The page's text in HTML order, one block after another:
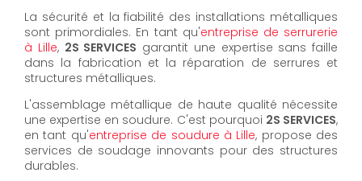
La sécurité et la fiabilité des installations métalliques
sont primordiales. En tant qu'entreprise de serrurerie
à Lille, 2S SERVICES garantit une expertise sans faille
dans la fabrication et la réparation de serrures et
structures métalliques.
L'assemblage métallique de haute qualité nécessite
une expertise en soudure. C'est pourquoi 2S SERVICES,
en tant qu'entreprise de soudure à Lille, propose des
services de soudage innovants pour des structures
durables.